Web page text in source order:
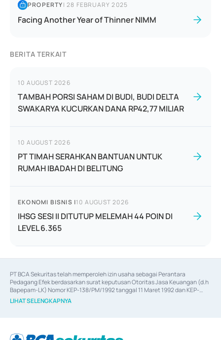
PROPERTY|28 FEBRUARY 2025
Facing Another Year of Thinner NIMM
BERITA TERKAIT
10 AUGUST 2026
TAMBAH PORSI SAHAM DI BUDI, BUDI DELTA
SWAKARYA KUCURKAN DANA RP42,77 MILIAR
10 AUGUST 2026
PT TIMAH SERAHKAN BANTUAN UNTUK
RUMAH IBADAH DI BELITUNG
EKONOMI BISNIS |10 AUGUST 2026
IHSG SESI II DITUTUP MELEMAH 44 POIN DI
LEVEL 6.365
PT BCA Sekuritas telah memperoleh izin usaha sebagai Perantara
Pedagang Efek berdasarkan surat keputusan Otoritas Jasa Keuangan (d.h
Bapepam-LK) Nomor KEP-138/PM/1992 tanggal 11 Maret 1992 dan KEP-
06/D.04/2014 tanggal 28 Februari 2014, izin usaha sebagai Penjamin Emisi
Efek berdasarkan surat keputusan Otoritas Jasa Keuangan Nomor KEP-
berdasarkan surat keputusan Otoritas Jasa Keuangan Nomor S-
LIHAT SELENGKAPNYA